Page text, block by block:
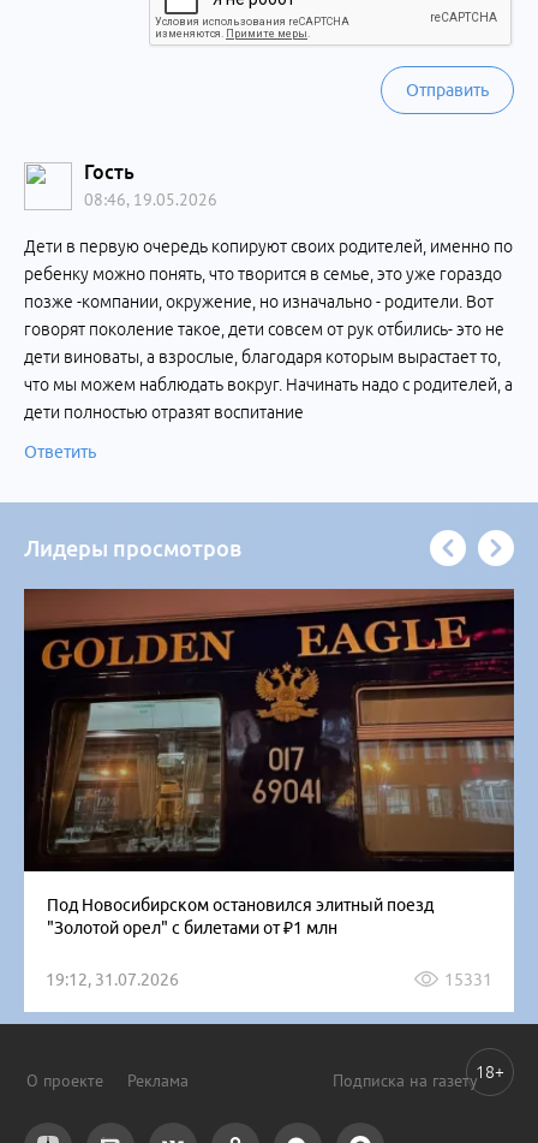
Отправить
Гость
08:46, 19.05.2026
Дети в первую очередь копируют своих родителей, именно по
ребенку можно понять, что творится в семье, это уже гораздо
позже -компании, окружение, но изначально - родители. Вот
говорят поколение такое, дети совсем от рук отбились- это не
дети виноваты, а взрослые, благодаря которым вырастает то,
что мы можем наблюдать вокруг. Начинать надо с родителей, а
дети полностью отразят воспитание
Ответить
Лидеры просмотров
Под Новосибирском остановился элитный поезд
"Золотой орел" с билетами от ₽1 млн
19:12, 31.07.2026 15331
О проекте Реклама Подписка на газету18+